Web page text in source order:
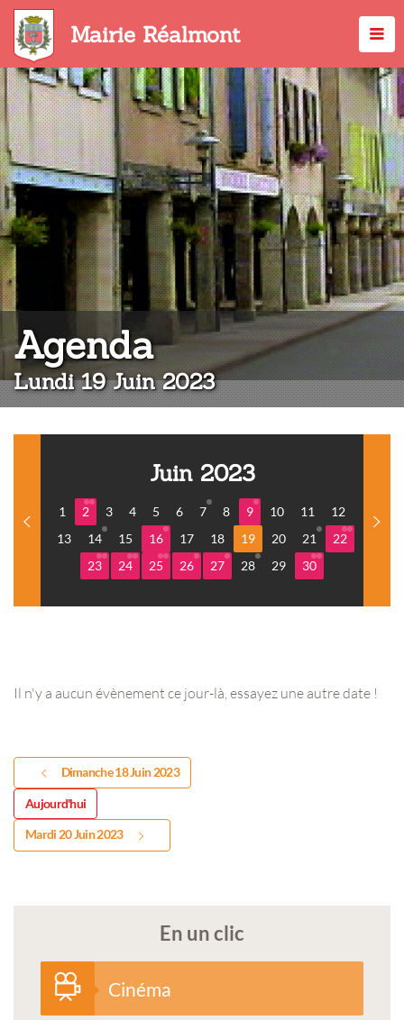
Aller
contenu
principal
Mairie Réalmont
Agenda:
Lundi 19 Juin 2023
Juin 2023
1 2 3 4 5 6 7 8 9 10 11
12
13
14 15 16 17 18 19 20 21
22
23
24 25 26 27 28 29 30
Il n'y a aucun évènement ce jour-là, essayez une autre date !
Dimanche 18 Juin 2023
Aujourd'hui
Mardi 20 Juin 2023
En un clic
Cinéma